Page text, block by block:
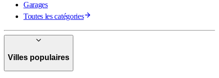
Garages
Toutes les catégories
Villes populaires